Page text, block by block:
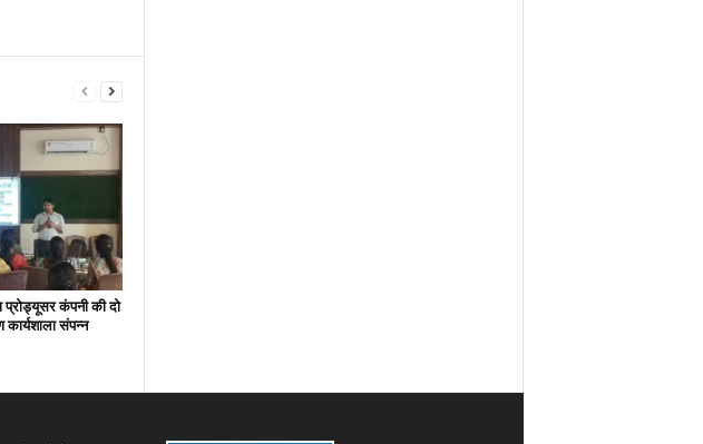
प्रोड्यूसर कंपनी की दो
संपन्न